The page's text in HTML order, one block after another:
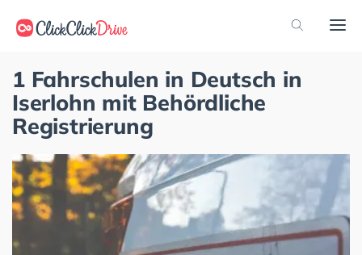
1 Fahrschulen in Deutsch in
Iserlohn mit Behördliche
Registrierung